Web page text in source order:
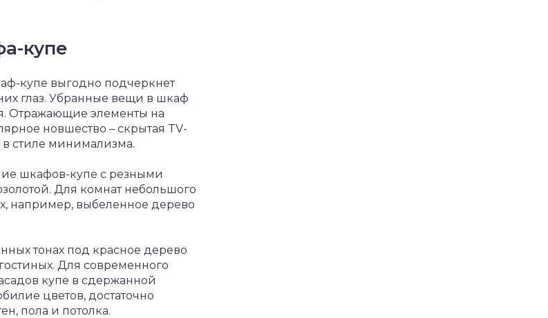
купе
купе выгодно подчеркнет
глаз. Убранные вещи в шкаф
Отражающие элементы на
новшество – скрытая TV-
стиле минимализма.
шкафов-купе с резными
Для комнат небольшого
например, выбеленное дерево
тонах под красное дерево
Для современного
купе в сдержанной
цветов, достаточно
пола и потолка.